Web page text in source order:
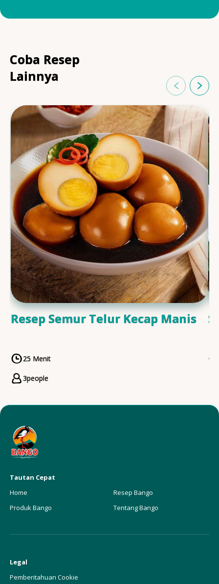
Coba Resep
Lainnya
Resep Semur Telur Kecap Manis
CookingTime
25 Menit
Servings
3people
Tautan Cepat
Home
Produk Bango
Resep Bango
Tentang Bango
Legal
Pemberitahuan Cookie